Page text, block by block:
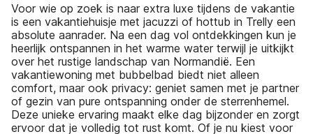
Voor wie op zoek is naar extra luxe tijdens de vakantie
is een vakantiehuisje met jacuzzi of hottub in Trelly een
absolute aanrader. Na een dag vol ontdekkingen kun je
heerlijk ontspannen in het warme water terwijl je uitkijkt
over het rustige landschap van Normandië. Een
vakantiewoning met bubbelbad biedt niet alleen
comfort, maar ook privacy: geniet samen met je partner
of gezin van pure ontspanning onder de sterrenhemel.
Deze unieke ervaring maakt elke dag bijzonder en zorgt
ervoor dat je volledig tot rust komt. Of je nu kiest voor